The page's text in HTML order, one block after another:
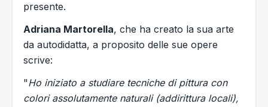
presente.
Adriana Martorella, che ha creato la sua arte
da autodidatta, a proposito delle sue opere
scrive:
"Ho iniziato a studiare tecniche di pittura con
colori assolutamente naturali (addirittura locali),